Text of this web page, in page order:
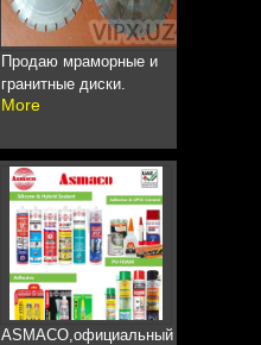
Продаю мраморные и
гранитные диски.
More
ASMACO,официальный